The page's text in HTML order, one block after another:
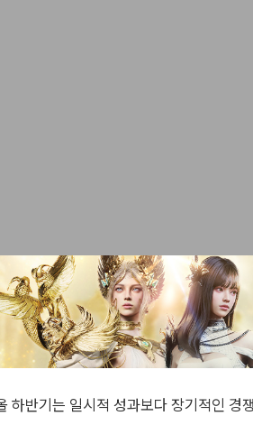
하반기는 일시적 성과보다 장기적인 경